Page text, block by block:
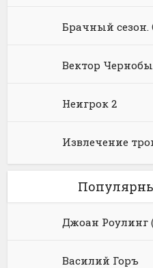
Брачный сезон.
Вектор
Неигрок 2
Извлечение
Джоан Роулинг
Василий Горъ